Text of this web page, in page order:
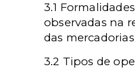
3.1
observadas na
das mercadorias
3.2 Tipos de